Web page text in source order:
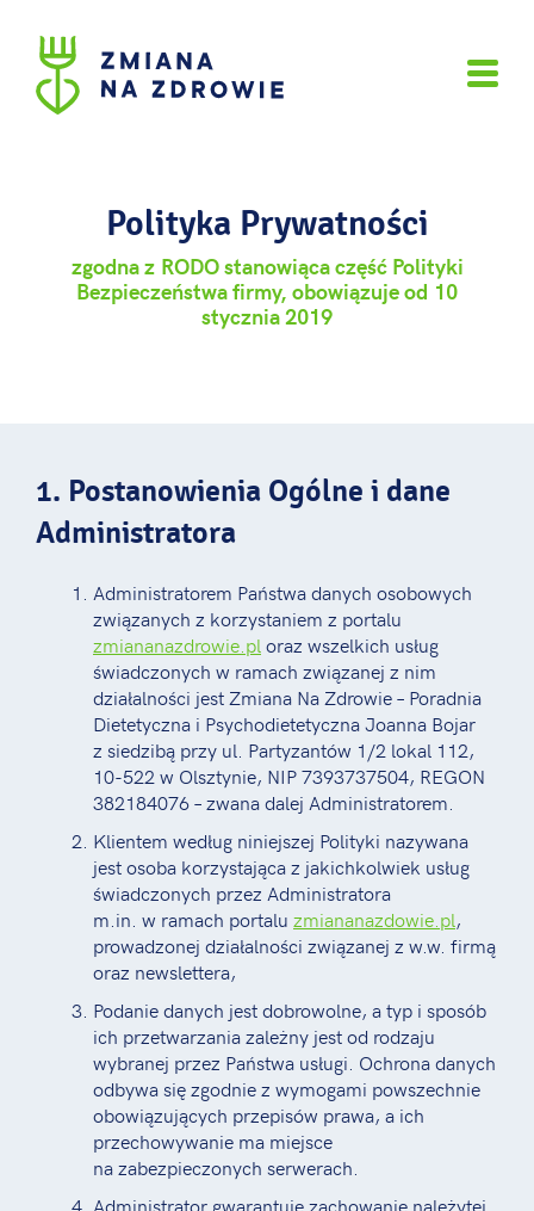
Polityka Prywatności
zgodna z RODO stanowiąca część Polityki
Bezpieczeństwa firmy, obowiązuje od 10
stycznia 2019
1. Postanowienia Ogólne i dane
Administratora
Administratorem Państwa danych osobowych
związanych z korzystaniem z portalu
zmiananazdrowie.pl oraz wszelkich usług
świadczonych w ramach związanej z nim
działalności jest Zmiana Na Zdrowie – Poradnia
Dietetyczna i Psychodietetyczna Joanna Bojar
z siedzibą przy ul. Partyzantów 1/2 lokal 112,
10-522 w Olsztynie, NIP 7393737504, REGON
382184076 – zwana dalej Administratorem.
Klientem według niniejszej Polityki nazywana
jest osoba korzystająca z jakichkolwiek usług
świadczonych przez Administratora
m.in. w ramach portalu zmiananazdowie.pl,
prowadzonej działalności związanej z w.w. firmą
oraz newslettera,
Podanie danych jest dobrowolne, a typ i sposób
ich przetwarzania zależny jest od rodzaju
wybranej przez Państwa usługi. Ochrona danych
odbywa się zgodnie z wymogami powszechnie
obowiązujących przepisów prawa, a ich
przechowywanie ma miejsce
na zabezpieczonych serwerach.
Administrator gwarantuje zachowanie należytej